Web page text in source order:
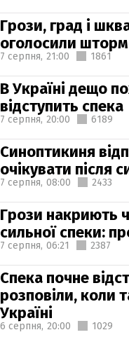
Грози, град і
оголосили
7 серпня, 21:00 1861
В Україні дещо
відступить спека
7 серпня, 20:00 6189
Синоптикиня
очікувати після
7 серпня, 08:00 2433
Грози накриють
сильної спеки:
7 серпня, 06:21 2387
Спека почне
розповіли, коли
Україні
6 серпня, 20:00 1029